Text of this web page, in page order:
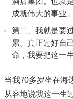
成就伟大的事业
第二、我就是要
累。真正过好自
命，我要把这一
当我70多岁坐在海
从容地说我这一生